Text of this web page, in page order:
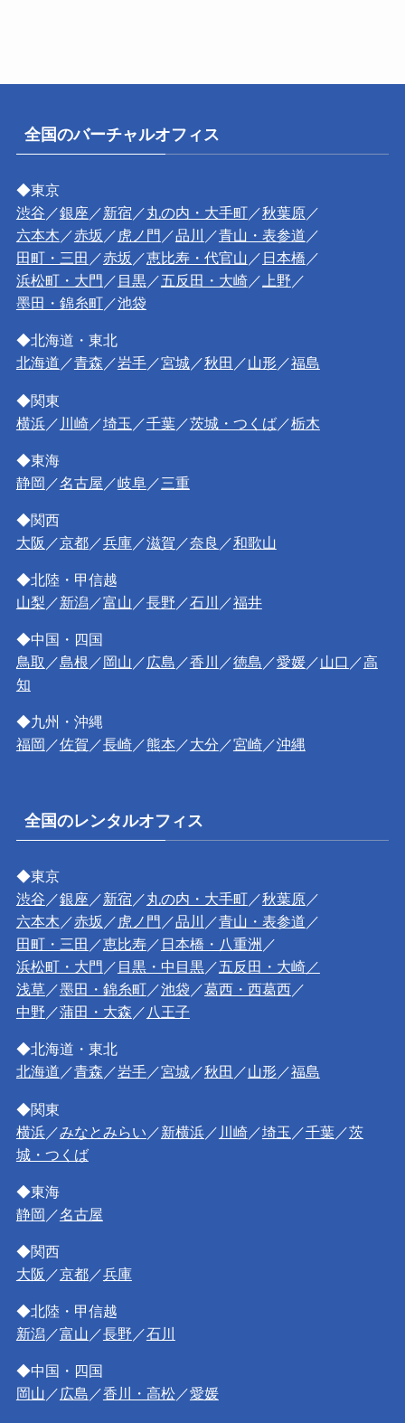
全国のバーチャルオフィス
◆東京
渋谷 ／銀座 ／新宿 ／丸の内・大手町／秋葉原／
六本木 ／赤坂 ／ 虎ノ門 ／品川 ／青山・表参道 ／
田町・三田 ／赤坂 ／恵比寿・代官山 ／ 日本橋 ／
浜松町・大門 ／ 目黒／五反田・大崎／ 上野 ／
墨田・錦糸町／池袋
◆北海道・東北
北海道 ／青森 ／岩手／宮城／秋田 ／山形／福島
◆関東
横浜／ 川崎／埼玉 ／千葉／茨城・つくば／栃木
◆東海
静岡 ／名古屋 ／岐阜／三重
◆関西
大阪 ／京都／兵庫／滋賀 ／奈良 ／和歌山
◆北陸・甲信越
山梨 ／新潟 ／富山 ／長野 ／石川 ／福井
◆中国・四国
鳥取 ／島根 ／岡山 ／ 広島 ／香川 ／徳島 ／愛媛／山口 ／高
知
◆九州・沖縄
福岡 ／佐賀 ／長崎／熊本 ／大分 ／宮崎／沖縄
全国のレンタルオフィス
◆東京
渋谷 ／銀座 ／新宿 ／丸の内・大手町／秋葉原／
六本木 ／赤坂 ／ 虎ノ門 ／品川 ／青山・表参道 ／
田町・三田 ／恵比寿／ 日本橋・八重洲 ／
浜松町・大門 ／ 目黒・中目黒／五反田・大崎／
浅草／墨田・錦糸町／池袋 ／葛西・西葛西／
中野 ／蒲田・大森 ／ 八王子
◆北海道・東北
北海道 ／青森 ／岩手／宮城／秋田 ／山形／福島
◆関東
横浜／みなとみらい ／新横浜／ 川崎／埼玉 ／千葉／茨
城・つくば
◆東海
静岡 ／名古屋
◆関西
大阪 ／京都／兵庫
◆北陸・甲信越
新潟 ／富山 ／長野 ／石川
◆中国・四国
岡山 ／ 広島 ／香川・高松／愛媛